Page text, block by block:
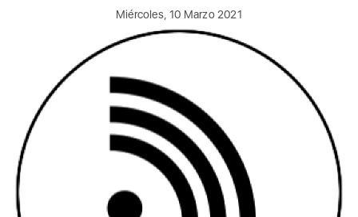
Miércoles, 10 Marzo 2021